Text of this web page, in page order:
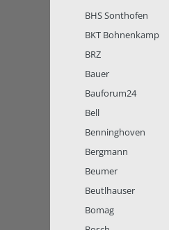
BHS Sonthofen
BKT Bohnenkamp
BRZ
Bauer
Bauforum24
Bell
Benninghoven
Bergmann
Beumer
Beutlhauser
Bomag